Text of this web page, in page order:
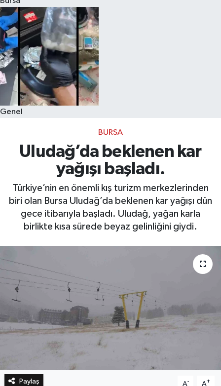
Genel
BURSA
Uludağ’da beklenen kar
yağışı başladı.
Türkiye’nin en önemli kış turizm merkezlerinden
biri olan Bursa Uludağ’da beklenen kar yağışı dün
gece itibarıyla başladı. Uludağ, yağan karla
birlikte kısa sürede beyaz gelinliğini giydi.
Paylaş A- A+
Eğitim
Sağlık
Dünya
Magazin
Kültür & Sanat
Teknoloji
Bilim
Genel
Bilim, Teknoloji